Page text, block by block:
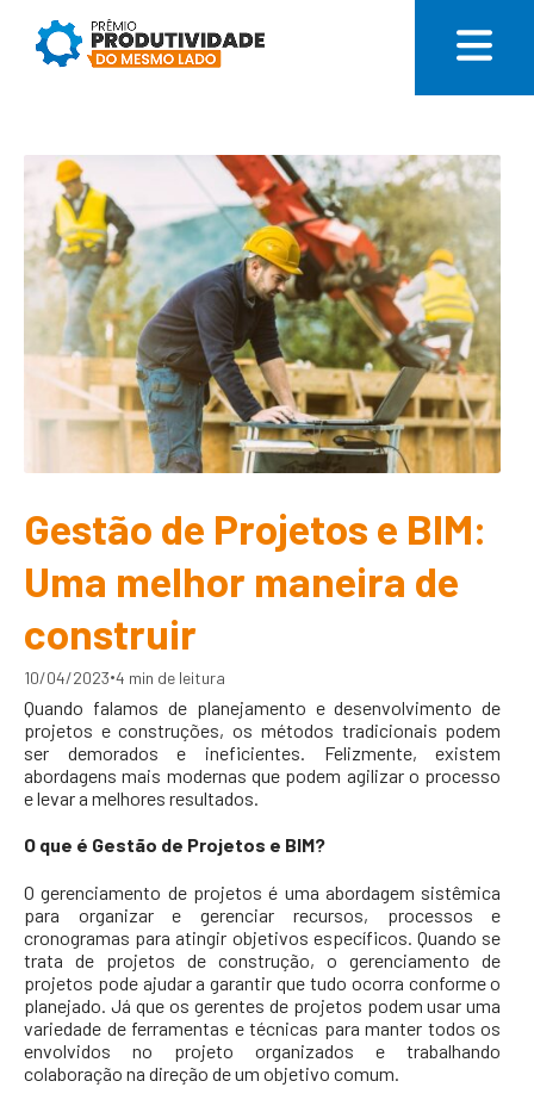
Gestão de Projetos e BIM:
Uma melhor maneira de
construir
10/04/2023•4 min de leitura
Quando falamos de planejamento e desenvolvimento de
projetos e construções, os métodos tradicionais podem
ser demorados e ineficientes. Felizmente, existem
abordagens mais modernas que podem agilizar o processo
e levar a melhores resultados.
O que é Gestão de Projetos e BIM?
O gerenciamento de projetos é uma abordagem sistêmica
para organizar e gerenciar recursos, processos e
cronogramas para atingir objetivos específicos. Quando se
trata de projetos de construção, o gerenciamento de
projetos pode ajudar a garantir que tudo ocorra conforme o
planejado. Já que os gerentes de projetos podem usar uma
variedade de ferramentas e técnicas para manter todos os
envolvidos no projeto organizados e trabalhando
colaboração na direção de um objetivo comum.